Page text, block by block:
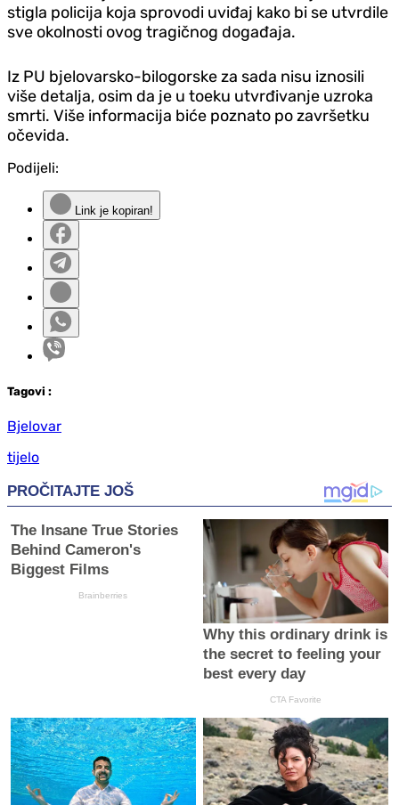
stigla policija koja sprovodi uviđaj kako bi se utvrdile
sve okolnosti ovog tragičnog događaja.
Iz PU bjelovarsko-bilogorske za sada nisu iznosili
više detalja, osim da je u toeku utvrđivanje uzroka
smrti. Više informacija biće poznato po završetku
očevida.
Podijeli:
Link je kopiran!
Tagovi :
Bjelovar
tijelo